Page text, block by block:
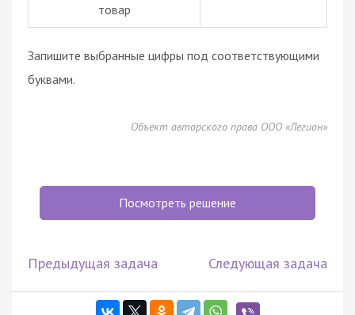
товар
Запишите выбранные цифры под соответствующими
буквами.
Объект авторского права ООО «Легион»
Посмотреть решение
Предыдущая задача Следующая задача